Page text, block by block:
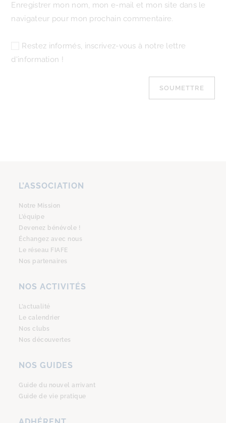
Enregistrer mon nom, mon e-mail et mon site dans le
navigateur pour mon prochain commentaire.
Restez informés, inscrivez-vous à notre lettre
d'information !
L’ASSOCIATION
Notre Mission
L’équipe
Devenez bénévole !
Échangez avec nous
Le réseau FIAFE
Nos partenaires
NOS ACTIVITÉS
L’actualité
Le calendrier
Nos clubs
Nos découvertes
NOS GUIDES
Guide du nouvel arrivant
Guide de vie pratique